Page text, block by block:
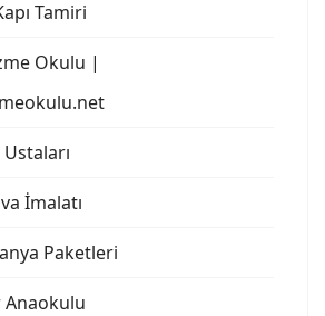
Tamiri
Okulu |
İmalatı
Paketleri
Anaokulu